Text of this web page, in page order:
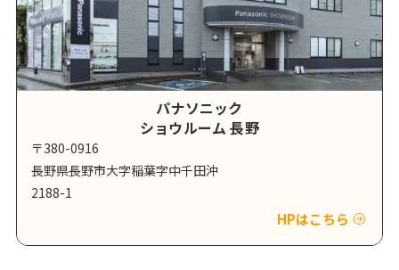
パナソニック
ショウルーム 長野
〒380-0916
長野県長野市大字稲葉字中千田沖
2188-1
HPはこちら